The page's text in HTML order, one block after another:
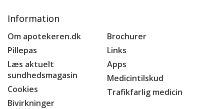
Information
Om apotekeren.dk
Pillepas
Læs aktuelt
sundhedsmagasin
Cookies
Bivirkninger
Brochurer
Links
Apps
Medicintilskud
Trafikfarlig medicin